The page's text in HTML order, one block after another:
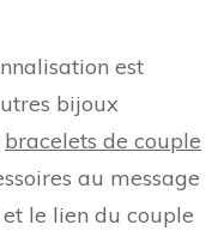
est
bijoux
bracelets de couple
au message
le lien du couple